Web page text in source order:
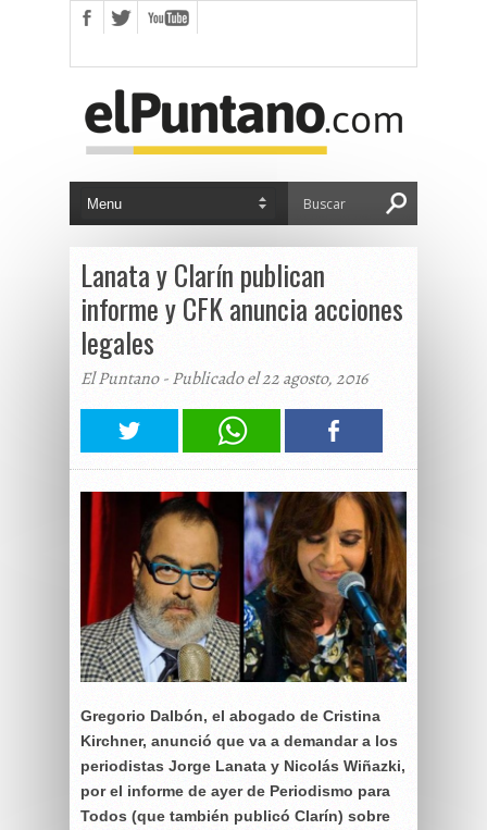
Lanata y Clarín publican
informe y CFK anuncia acciones
legales
El Puntano - Publicado el 22 agosto, 2016
Gregorio Dalbón, el abogado de Cristina
Kirchner, anunció que va a demandar a los
periodistas Jorge Lanata y Nicolás Wiñazki,
por el informe de ayer de Periodismo para
Todos (que también publicó Clarín) sobre